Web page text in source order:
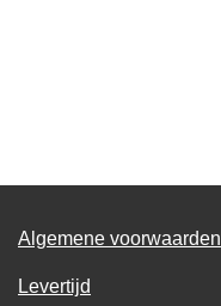
Algemene voorwaarden
Levertijd